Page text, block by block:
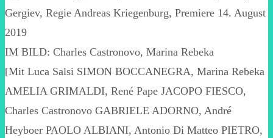
Gergiev, Regie Andreas Kriegenburg, Premiere 14. August
2019
IM BILD: Charles Castronovo, Marina Rebeka
[Mit Luca Salsi SIMON BOCCANEGRA, Marina Rebeka
AMELIA GRIMALDI, René Pape JACOPO FIESCO,
Charles Castronovo GABRIELE ADORNO, André
Heyboer PAOLO ALBIANI, Antonio Di Matteo PIETRO,